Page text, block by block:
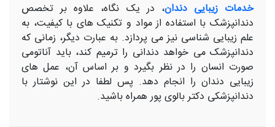
خدمات زیبایی دندان، در یک نگاه، علاوه بر تخصص
دندانپزشک با استفاده از مواد و تکنیک های با کیفیت، به
علم زیبایی شناسی نیز می پردازد. به عبارت دیگر، زمانی که
دندانپزشک می خواهد دندانی را ترمیم کند، باید آناتومی
صورت انسان را در نظر بگیرد و بر اساس آن، عمل های
زیبایی دندان را انجام دهد. پس لطفا در این نوشتار با
دندانپزشکی دکتر بالوی پور همراه باشید.